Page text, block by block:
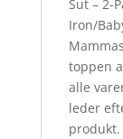
Sut – 2-
Iron/
toppen
alle
leder